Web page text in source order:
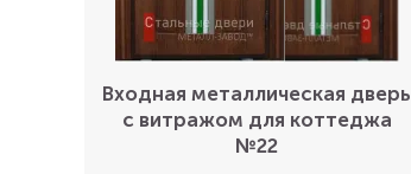
Входная металлическая дверь
с витражом для коттеджа
№22